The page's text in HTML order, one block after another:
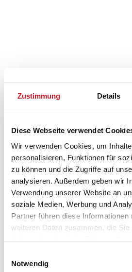
Zustimmung Details
Diese Webseite verwendet
Wir verwenden Cookies, um
personalisieren, Funktionen für
zu können und die Zugriffe auf
analysieren. Außerdem geben wir
Verwendung unserer Website an
soziale Medien, Werbung und
Partner führen diese
weiteren Daten zusammen, die Sie
haben oder die sie im Rahmen
Notwendig
Belegungskalender
Reisedauer auswählen
Anzahl Reisende auswählen
Anreisetag im
Sie bekommen Verfügbarkeit
Bitte beachten Sie, dass sich bei
Hausbeschreibung und/oder der